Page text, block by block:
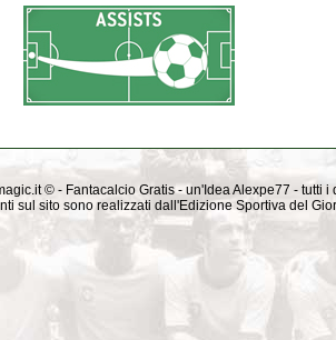
© - Fantacalcio Gratis - un'Idea Alexpe77 -
sul sito sono realizzati dall'Edizione Sportiva del